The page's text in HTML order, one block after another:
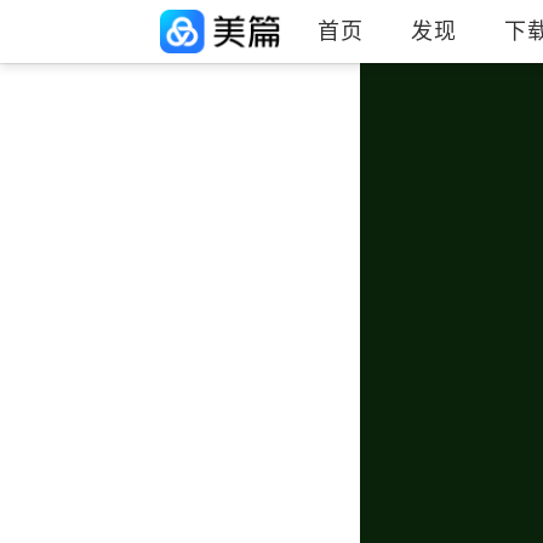
首页 发现 下